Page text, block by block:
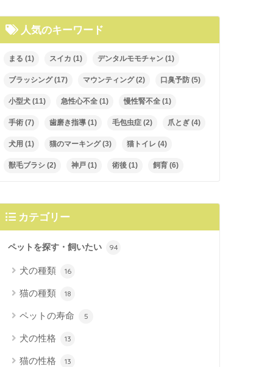
人気のキーワード
まる (1) スイカ (1) デンタルモモチャン (1)
ブラッシング(17) マウンティング(2) 口臭予防 (5)
小型犬 (11) 急性心不全 (1) 慢性腎不全 (1)
手術 (7) 歯磨き指導 (1) 毛包虫症 (2) 爪とぎ (4)
犬用 (1) 猫のマーキング(3) 猫トイレ (4)
獣毛ブラシ (2) 神戸 (1) 術後 (1) 飼育 (6)
カテゴリー
ペットを探す・飼いたい 94
犬の種類 16
猫の種類 18
ペットの寿命 5
犬の性格 13
猫の性格 13